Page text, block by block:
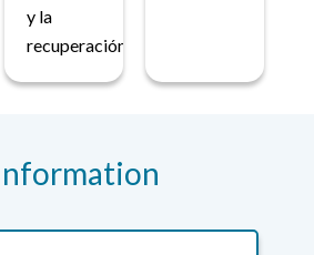
y la
recuperación.